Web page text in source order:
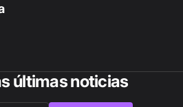
últimas noticias